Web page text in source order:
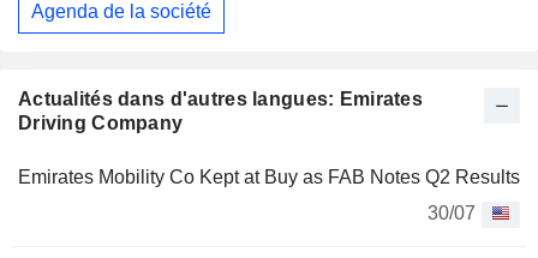
Actualités dans d'autres langues: Emirates
Driving Company
Emirates Mobility Co Kept at Buy as FAB Notes Q2 Results
30/07
Agenda de la société